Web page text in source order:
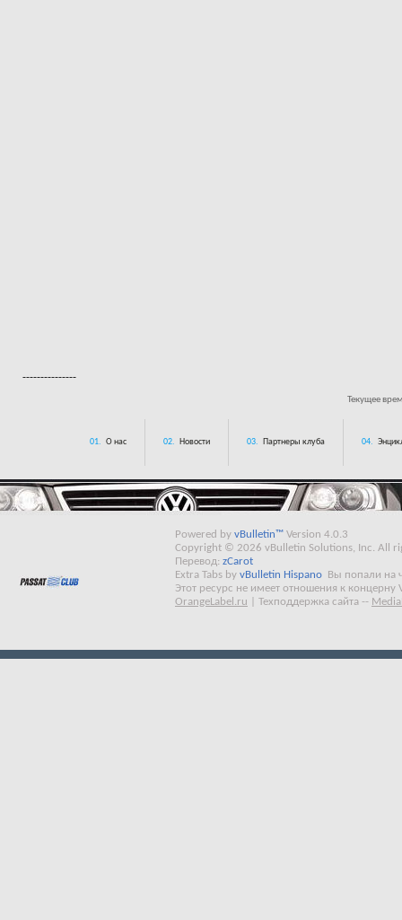
---------------
Текущее
01. О нас 02. Новости 03. Партнеры клуба 04.
Powered by vBulletin™ Version 4.0.3
Copyright © 2026 vBulletin Solutions, Inc. All
Перевод: zCarot
Extra Tabs by vBulletin Hispano
Вы попали на
Этот ресурс не имеет отношения к концерну
OrangeLabel.ru
Техподдержка сайта --